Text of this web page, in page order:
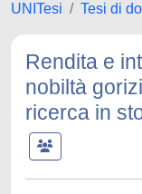
UNITesi Tesi di
Rendita e
nobiltà
ricerca in